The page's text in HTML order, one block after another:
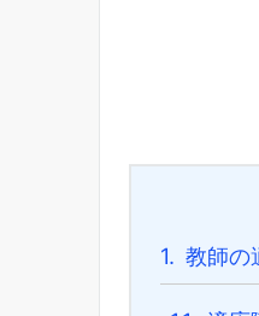
1. 教師の